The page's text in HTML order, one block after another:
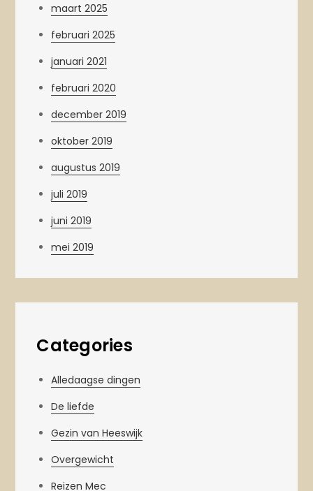
maart 2025
februari 2025
januari 2021
februari 2020
december 2019
oktober 2019
augustus 2019
juli 2019
juni 2019
mei 2019
Categories
Alledaagse dingen
De liefde
Gezin van Heeswijk
Overgewicht
Reizen Mec